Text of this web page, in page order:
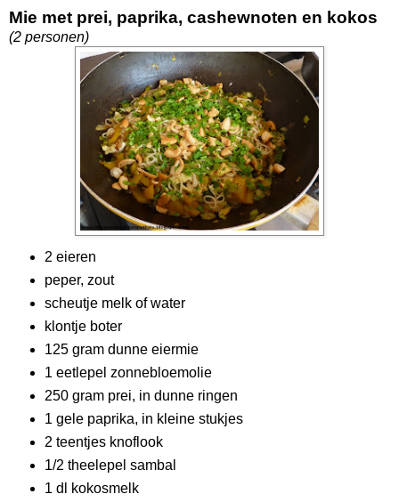
Mie met prei, paprika, cashewnoten en kokos
(2 personen)
2 eieren
peper, zout
scheutje melk of water
klontje boter
125 gram dunne eiermie
1 eetlepel zonnebloemolie
250 gram prei, in dunne ringen
1 gele paprika, in kleine stukjes
2 teentjes knoflook
1/2 theelepel sambal
1 dl kokosmelk